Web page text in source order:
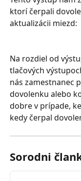
ktorí čerpali
aktualizácii miezd:
Na rozdiel od
tlačových
nás zamestnanec
dovolenku alebo
dobre v prípade,
kedy čerpal
Sorodni